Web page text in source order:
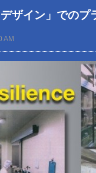
デザイン」での
AM